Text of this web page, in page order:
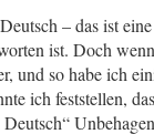
– das ist
ist. Doch
und so habe ich
ich feststellen,